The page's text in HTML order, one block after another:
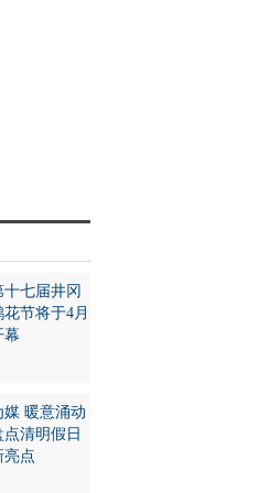
十七届井冈
节将于4月
幕
媒 暖意涌动
清明假日
亮点